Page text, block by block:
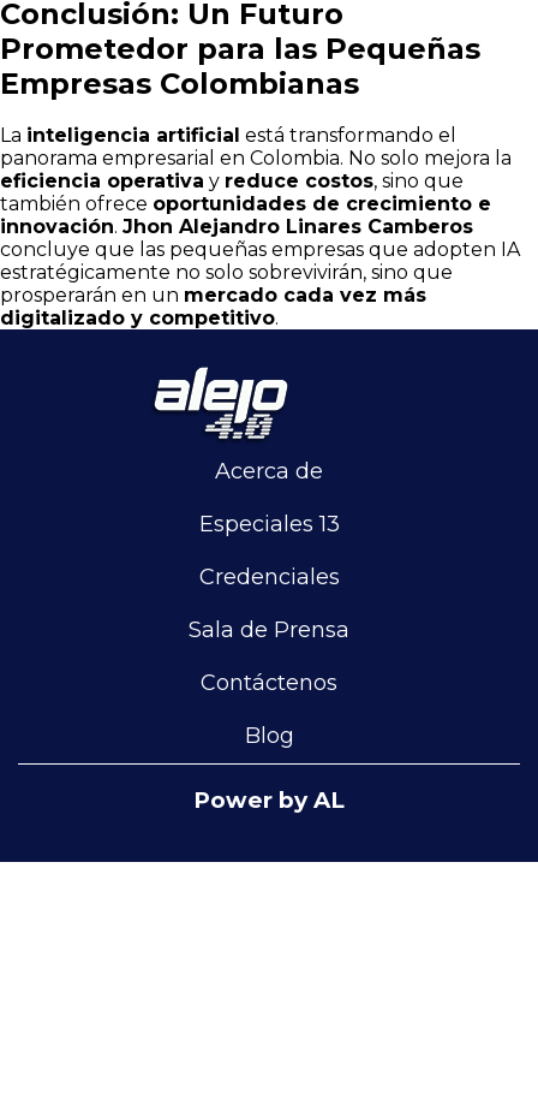
Conclusión: Un Futuro
Prometedor para las Pequeñas
Empresas Colombianas
La inteligencia artificial está transformando el
panorama empresarial en Colombia. No solo mejora la
eficiencia operativa y reduce costos, sino que
también ofrece oportunidades de crecimiento e
innovación. Jhon Alejandro Linares Camberos
concluye que las pequeñas empresas que adopten IA
estratégicamente no solo sobrevivirán, sino que
prosperarán en un mercado cada vez más
digitalizado y competitivo.
Acerca de
Especiales 13
Credenciales
Sala de Prensa
Contáctenos
Blog
Power by AL